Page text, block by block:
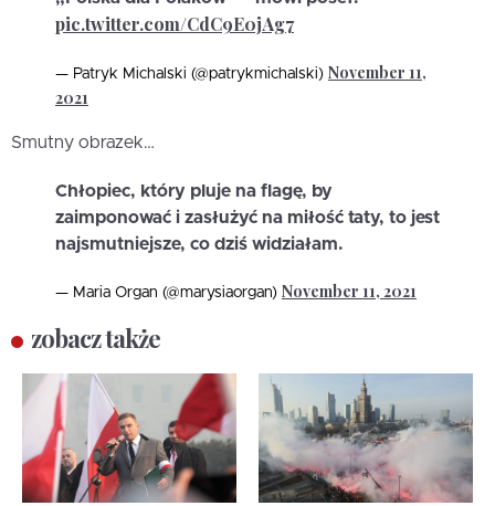
pic.twitter.com/CdC9E0jAg7
— Patryk Michalski (@patrykmichalski) November 11,
2021
Smutny obrazek…
Chłopiec, który pluje na flagę, by
zaimponować i zasłużyć na miłość taty, to jest
najsmutniejsze, co dziś widziałam.
— Maria Organ (@marysiaorgan) November 11, 2021
zobacz także